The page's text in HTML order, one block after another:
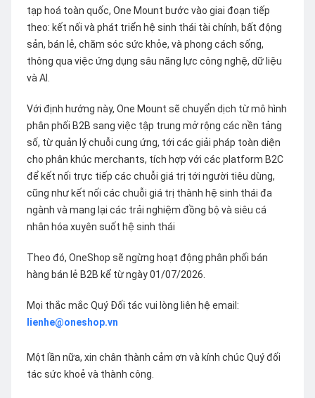
tạp hoá toàn quốc, One Mount bước vào giai đoạn tiếp
theo: kết nối và phát triển hệ sinh thái tài chính, bất động
sản, bán lẻ, chăm sóc sức khỏe, và phong cách sống,
thông qua việc ứng dụng sâu năng lực công nghệ, dữ liệu
và AI.
Với định hướng này, One Mount sẽ chuyển dịch từ mô hình
phân phối B2B sang việc tập trung mở rộng các nền tảng
số, từ quản lý chuỗi cung ứng, tới các giải pháp toàn diện
cho phân khúc merchants, tích hợp với các platform B2C
để kết nối trực tiếp các chuỗi giá trị tới người tiêu dùng,
cũng như kết nối các chuỗi giá trị thành hệ sinh thái đa
ngành và mang lại các trải nghiệm đồng bộ và siêu cá
nhân hóa xuyên suốt hệ sinh thái
Theo đó, OneShop sẽ ngừng hoạt động phân phối bán
hàng bán lẻ B2B kể từ ngày 01/07/2026.
Mọi thắc mắc Quý Đối tác vui lòng liên hệ email:
lienhe@oneshop.vn
Một lần nữa, xin chân thành cảm ơn và kính chúc Quý đối
tác sức khoẻ và thành công.